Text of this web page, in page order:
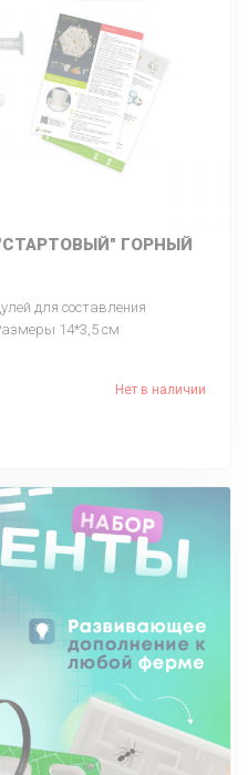
ГОРНЫЙ
для составления
14*3,5 см
Нет в наличии